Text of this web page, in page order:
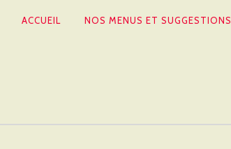
NAVIGATION
ACCUEIL NOS MENUS ET SUGGESTIONS